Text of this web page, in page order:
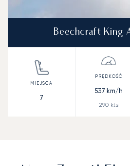
Beechcraft King
7
537 km/h
290 kts